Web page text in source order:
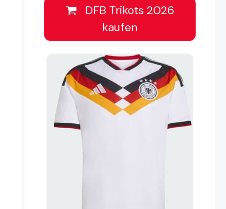
DFB Trikots 2026
kaufen